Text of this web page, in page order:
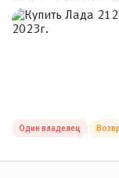
Один владелец